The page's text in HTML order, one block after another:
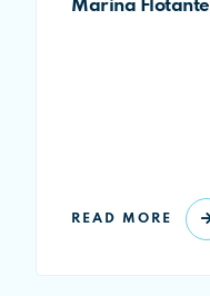
Marina Flotante
READ MORE